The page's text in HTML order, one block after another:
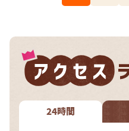
24時間